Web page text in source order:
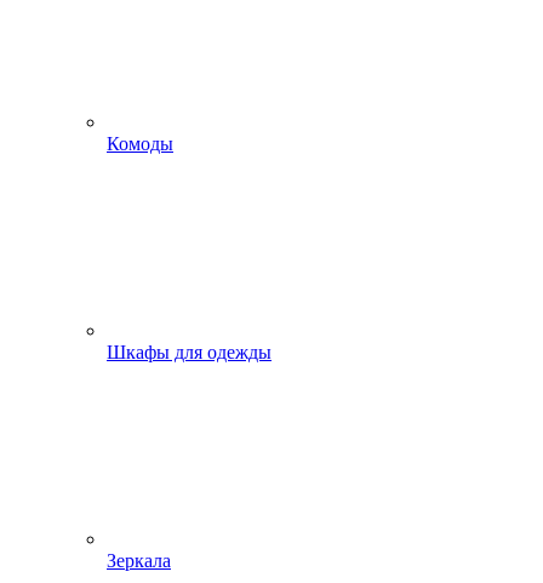
Комоды
Шкафы для одежды
Зеркала